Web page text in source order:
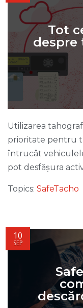
Tot
Utilizarea
prioritate pentru
întrucât
pot desfășura
Topics: SafeTacho
10
SEP